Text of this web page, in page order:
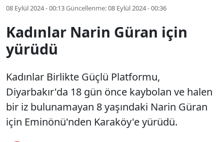
08 Eylül 2024 - 00:13Güncellenme:08 Eylül 2024 - 00:36
Kadınlar Narin Güran için
yürüdü
Kadınlar Birlikte Güçlü Platformu,
Diyarbakır'da 18 gün önce kaybolan ve halen
bir iz bulunamayan 8 yaşındaki Narin Güran
için Eminönü'nden Karaköy'e yürüdü.